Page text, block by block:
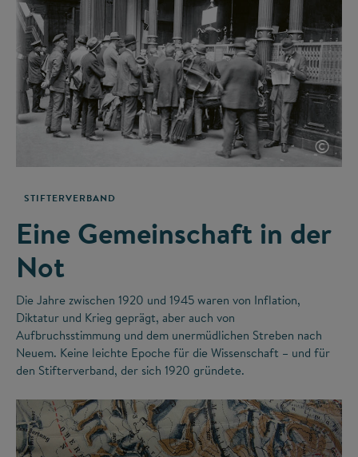
©
STIFTERVERBAND
Eine Gemeinschaft in der
Not
Die Jahre zwischen 1920 und 1945 waren von Inflation,
Diktatur und Krieg geprägt, aber auch von
Aufbruchsstimmung und dem unermüdlichen Streben nach
Neuem. Keine leichte Epoche für die Wissenschaft – und für
den Stifterverband, der sich 1920 gründete.